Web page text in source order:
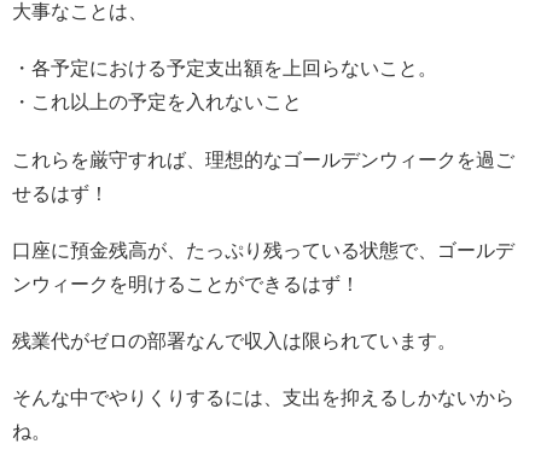
大事なことは、
・各予定における予定支出額を上回らないこと。
・これ以上の予定を入れないこと
これらを厳守すれば、理想的なゴールデンウィークを過ご
せるはず！
口座に預金残高が、たっぷり残っている状態で、ゴールデ
ンウィークを明けることができるはず！
残業代がゼロの部署なんで収入は限られています。
そんな中でやりくりするには、支出を抑えるしかないから
ね。